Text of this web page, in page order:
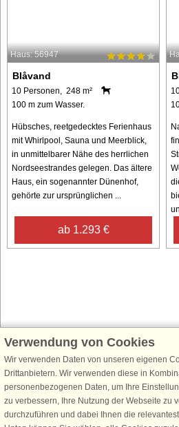
Haus: 56947
Blåvand
10 Personen, 248 m²
100 m zum Wasser.
Hübsches, reetgedecktes Ferienhaus
mit Whirlpool, Sauna und Meerblick,
in unmittelbarer Nähe des herrlichen
Nordseestrandes gelegen. Das ältere
Haus, ein sogenannter Dünenhof,
gehörte zur ursprünglichen ...
ab 1.293 €
Schließen Sie sich 100.000
Erhalten Sie einenWillkommensgutschein
Ferienhausurlaub - melden Sie sich
an. Verpassen Sie nie wieder exklusive
Urlaubstipps!
Verwendung von Cookies
Wir verwenden Daten von unseren eigenen
Drittanbietern. Wir verwenden diese in
personenbezogenen Daten, um Ihre
zu verbessern, Ihre Nutzung der Webseite zu
durchzuführen und dabei Ihnen die